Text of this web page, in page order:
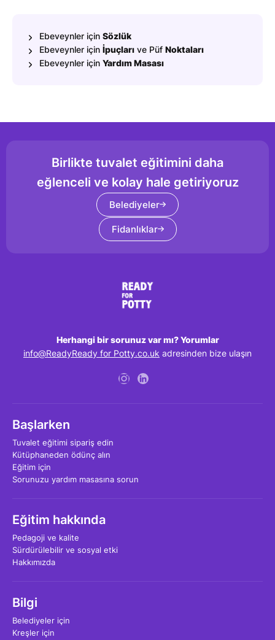
Ebeveynler için Sözlük
Ebeveynler için İpuçları ve Püf Noktaları
Ebeveynler için Yardım Masası
Birlikte tuvalet eğitimini daha
eğlenceli ve kolay hale getiriyoruz
Belediyeler
Fidanlıklar
Herhangi bir sorunuz var mı? Yorumlar
info@ReadyReady for Potty.co.uk adresinden bize ulaşın
Başlarken
Tuvalet eğitimi sipariş edin
Kütüphaneden ödünç alın
Eğitim için
Sorunuzu yardım masasına sorun
Eğitim hakkında
Pedagoji ve kalite
Sürdürülebilir ve sosyal etki
Hakkımızda
Bilgi
Belediyeler için
Kreşler için